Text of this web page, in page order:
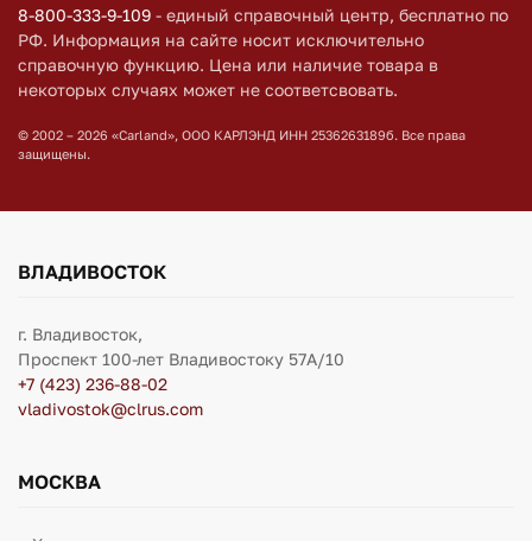
8-800-333-9-109 - единый справочный центр, бесплатно по
РФ. Информация на сайте носит исключительно
справочную функцию. Цена или наличие товара в
некоторых случаях может не соответсвовать.
© 2002 – 2026 «Carland», ООО КАРЛЭНД ИНН 2536263189б. Все права
защищены.
ВЛАДИВОСТОК
г. Владивосток,
Проспект 100-лет Владивостоку 57А/10
+7 (423) 236-88-02
vladivostok@clrus.com
МОСКВА